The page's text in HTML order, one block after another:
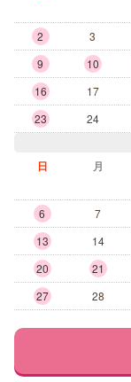
2
3
9
10
16
17
23
24
日
月
6
7
13
14
20
21
27
28